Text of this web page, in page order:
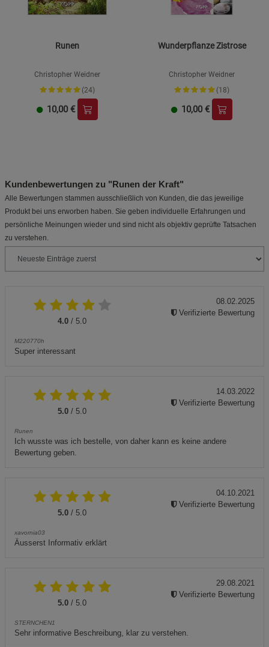
Runen
Christopher Weidner
(24)
10,00 €
Wunderpflanze Zistrose
Christopher Weidner
(18)
10,00 €
Kundenbewertungen zu "Runen der Kraft"
Alle Bewertungen stammen ausschließlich von Kunden, die das jeweilige
Produkt bei uns erworben haben. Sie geben individuelle Erfahrungen und
persönliche Meinungen wieder und sind nicht als objektiv geprüfte Tatsachen
zu verstehen.
4.0 / 5.0
M220770h
Super interessant
08.02.2025
Verifizierte Bewertung
5.0 / 5.0
Runen
Ich wusste was ich bestelle, von daher kann es keine andere
Bewertung geben.
14.03.2022
Verifizierte Bewertung
5.0 / 5.0
xavornia03
Äusserst Informativ erklärt
04.10.2021
Verifizierte Bewertung
5.0 / 5.0
STERNCHEN1
Sehr informative Beschreibung, klar zu verstehen.
29.08.2021
Verifizierte Bewertung